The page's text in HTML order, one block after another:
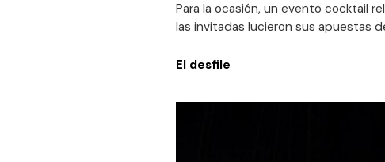
Para la ocasión, un evento cocktail
las invitadas lucieron sus apuestas
El desfile